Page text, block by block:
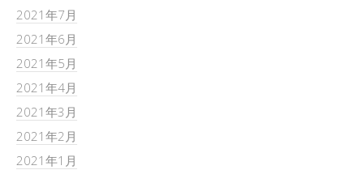
2021年7月
2021年6月
2021年5月
2021年4月
2021年3月
2021年2月
2021年1月